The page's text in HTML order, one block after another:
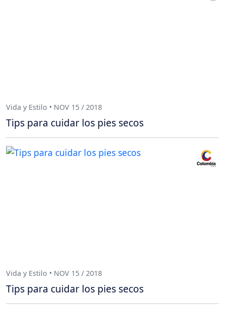
Vida y Estilo • NOV 15 / 2018
Tips para cuidar los pies secos
Vida y Estilo • NOV 15 / 2018
Tips para cuidar los pies secos